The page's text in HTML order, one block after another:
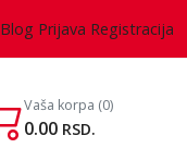
Blog Prijava Registracija
Vaša korpa (0)
0.00 RSD.